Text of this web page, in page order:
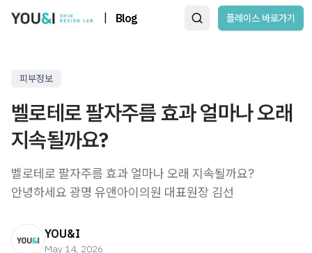
Blog 플레이스 바로가기
피부정보
벨로테로 팔자주름 효과 얼마나 오래
지속될까요?
벨로테로 팔자주름 효과 얼마나 오래 지속될까요?
안녕하세요 광명 유앤아이의원 대표원장 김선
YOU&I
May 14, 2026